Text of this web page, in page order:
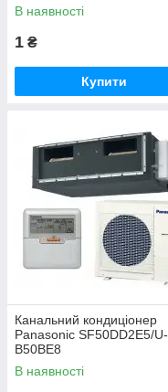
В наявності
1 ₴
Купити
Канальний кондиціонер
Panasonic SF50DD2E5/U-
B50BE8
В наявності